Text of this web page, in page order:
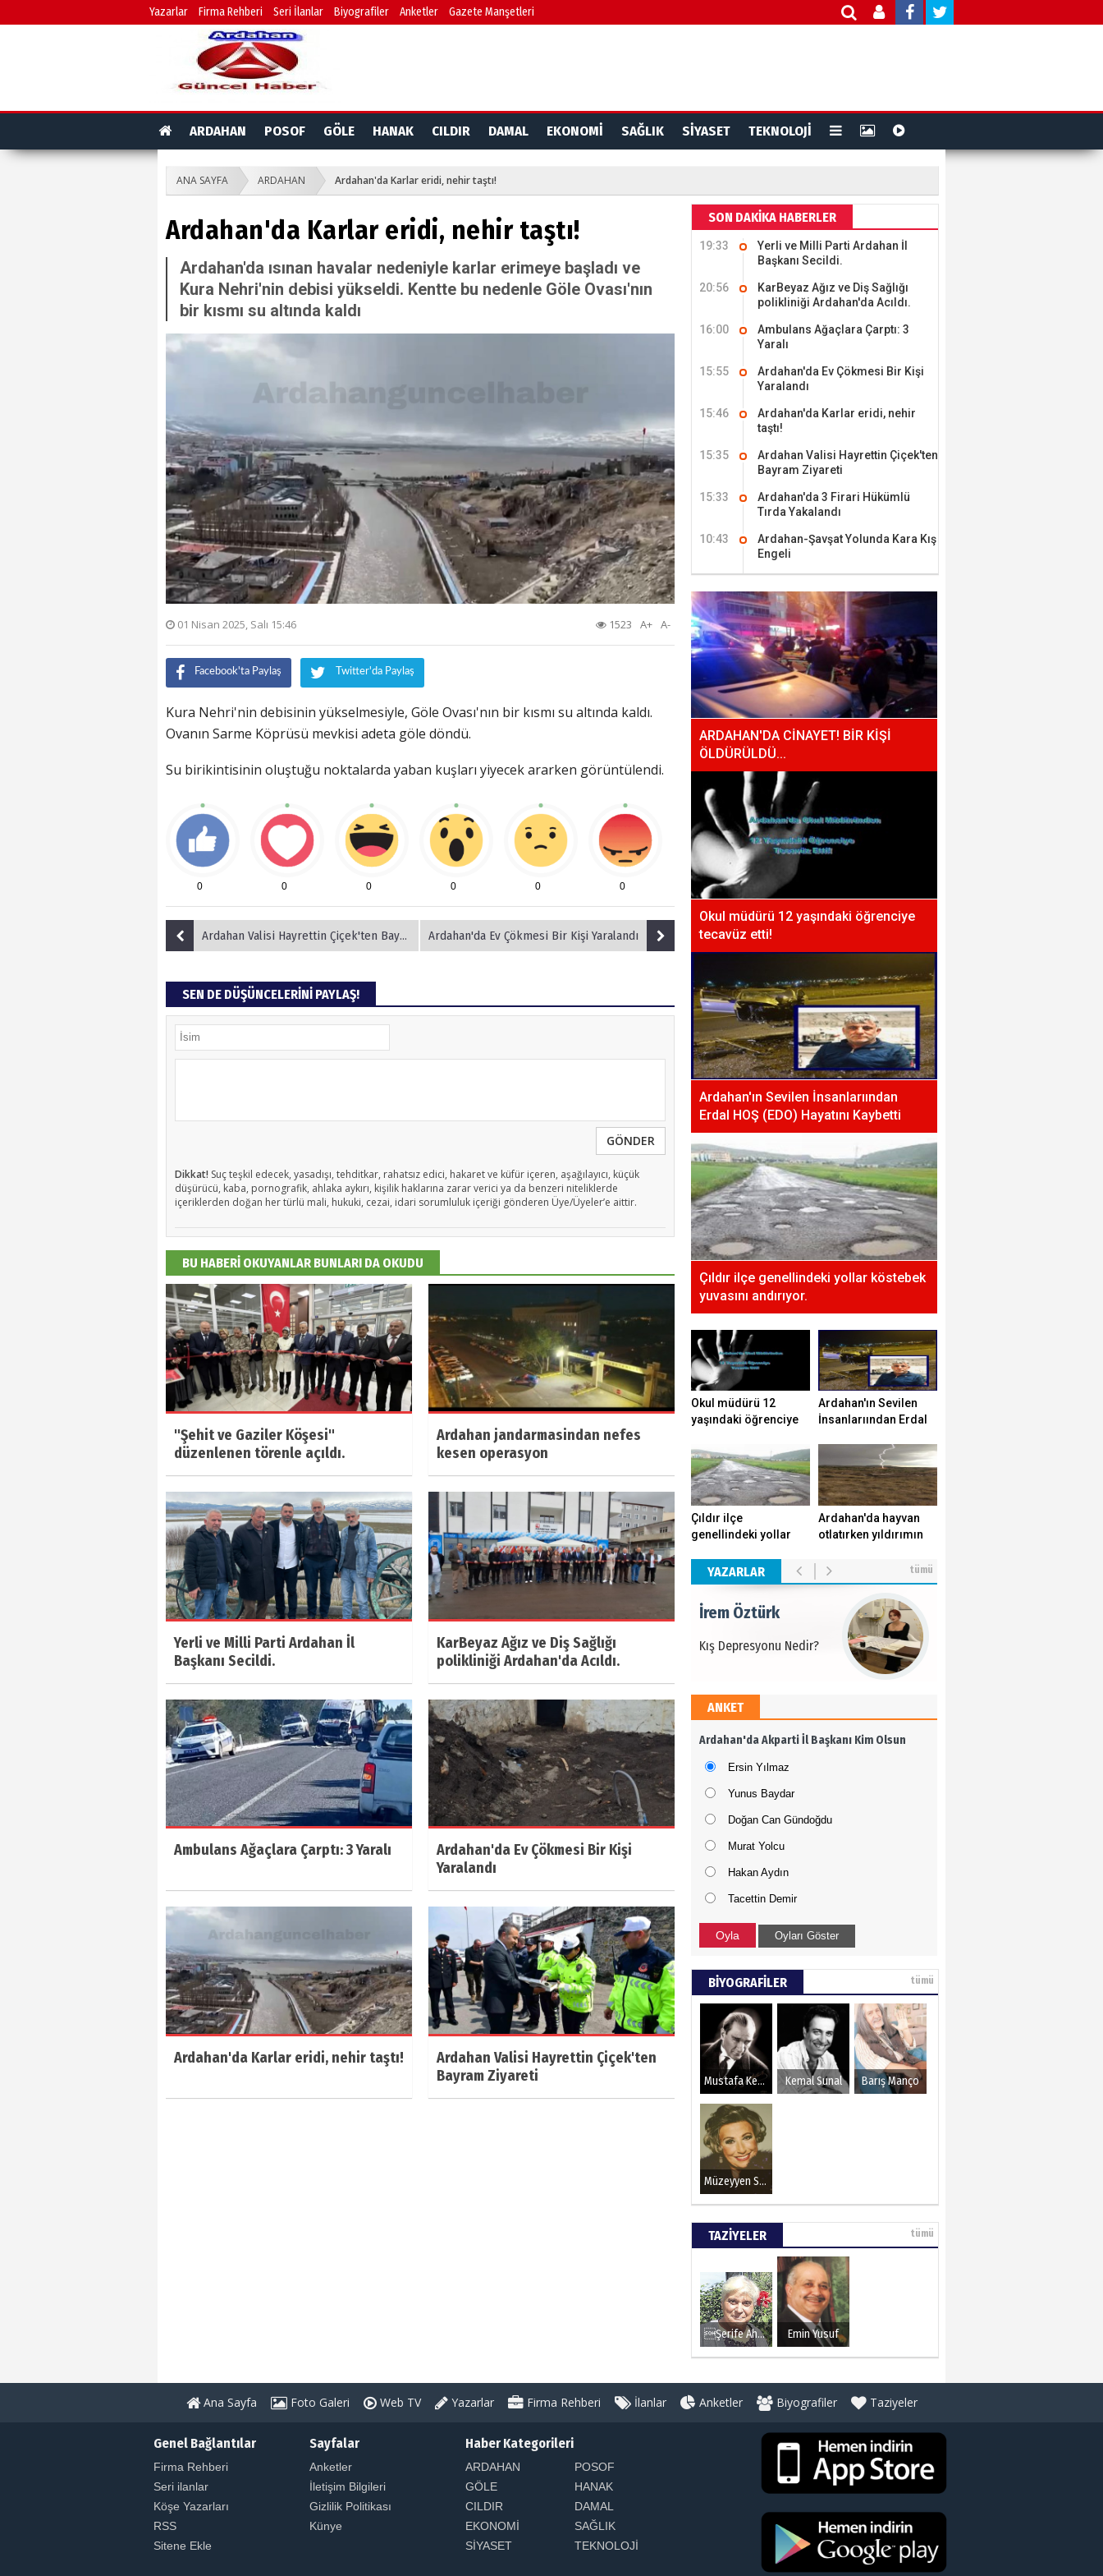
Yazarlar Firma Rehberi Seri İlanlar Biyografiler Anketler Gazete Manşetleri
ARDAHAN POSOF GÖLE HANAK CILDIR DAMAL EKONOMİ SAĞLIK SİYASET TEKNOLOJİ
ANA SAYFA ARDAHAN Ardahan'da Karlar eridi, nehir taştı!
Ardahan'da Karlar eridi, nehir taştı!
Ardahan'da ısınan havalar nedeniyle karlar erimeye başladı ve
Kura Nehri'nin debisi yükseldi. Kentte bu nedenle Göle Ovası'nın
bir kısmı su altında kaldı
01 Nisan 2025, Salı 15:46 A-
A+
1523
Facebook'ta Paylaş Twitter'da Paylaş
Kura Nehri'nin debisinin yükselmesiyle, Göle Ovası'nın bir kısmı su altında kaldı.
Ovanın Sarme Köprüsü mevkisi adeta göle döndü.
Su birikintisinin oluştuğu noktalarda yaban kuşları yiyecek ararken görüntülendi.
0 0 0 0 0 0
Ardahan Valisi Hayrettin Çiçek'ten Bayram Ziyareti Ardahan'da Ev Çökmesi Bir Kişi Yaralandı
SEN DE DÜŞÜNCELERİNİ PAYLAŞ!
GÖNDER
Dikkat! Suç teşkil edecek, yasadışı, tehditkar, rahatsız edici, hakaret ve küfür içeren, aşağılayıcı, küçük
düşürücü, kaba, pornografik, ahlaka aykırı, kişilik haklarına zarar verici ya da benzeri niteliklerde
içeriklerden doğan her türlü mali, hukuki, cezai, idari sorumluluk içeriği gönderen Üye/Üyeler’e aittir.
BU HABERİ OKUYANLAR BUNLARI DA OKUDU
"Şehit ve Gaziler Köşesi"
düzenlenen törenle açıldı.
Ardahan jandarmasindan nefes
kesen operasyon
Yerli ve Milli Parti Ardahan İl
Başkanı Secildi.
KarBeyaz Ağız ve Diş Sağlığı
polikliniği Ardahan'da Acıldı.
Ambulans Ağaçlara Çarptı: 3 Yaralı
Ardahan'da Ev Çökmesi Bir Kişi
Yaralandı
Ardahan'da Karlar eridi, nehir taştı!
Ardahan Valisi Hayrettin Çiçek'ten
Bayram Ziyareti
SON DAKİKA HABERLER
19:33
Yerli ve Milli Parti Ardahan İl
Başkanı Secildi.
20:56
KarBeyaz Ağız ve Diş Sağlığı
polikliniği Ardahan'da Acıldı.
16:00
Ambulans Ağaçlara Çarptı: 3
Yaralı
15:55
Ardahan'da Ev Çökmesi Bir Kişi
Yaralandı
15:46
Ardahan'da Karlar eridi, nehir
taştı!
15:35
Ardahan Valisi Hayrettin Çiçek'ten
Bayram Ziyareti
15:33
Ardahan'da 3 Firari Hükümlü
Tırda Yakalandı
10:43
Ardahan-Şavşat Yolunda Kara Kış
Engeli
ARDAHAN'DA CİNAYET! BİR KİŞİ
ÖLDÜRÜLDÜ...
Okul müdürü 12 yaşındaki öğrenciye
tecavüz etti!
Ardahan'ın Sevilen İnsanlarıından
Erdal HOŞ (EDO) Hayatını Kaybetti
Çıldır ilçe genellindeki yollar köstebek
yuvasını andırıyor.
Okul müdürü 12
yaşındaki öğrenciye
Ardahan'ın Sevilen
İnsanlarıından Erdal
Çıldır ilçe
genellindeki yollar
andırıyor.
Ardahan'da hayvan
otlatırken yıldırımın
yaşamını yitirdi.
YAZARLAR tümü
Kış Depresyonu Nedir?
İrem Öztürk
Kış Depresyonu Nedir?
İrem Öztürk
Kış Depresyonu Nedir?
İrem Öztürk
ANKET
Ardahan'da Akparti İl Başkanı Kim Olsun
Ersin Yılmaz
Yunus Baydar
Doğan Can Gündoğdu
Murat Yolcu
Hakan Aydın
Tacettin Demir
Oyla Oyları Göster
BİYOGRAFİLER tümü
Mustafa Kemal Atatürk Kemal Sunal Barış Manço
Müzeyyen Senar
TAZİYELER tümü
Şerife Ahmet Emin Yusuf
Ana Sayfa Foto Galeri Web TV Yazarlar Firma Rehberi İlanlar Anketler Biyografiler Taziyeler
Genel Bağlantılar
Firma Rehberi
Seri ilanlar
Köşe Yazarları
RSS
Sitene Ekle
Sayfalar
Anketler
İletişim Bilgileri
Gizlilik Politikası
Künye
Haber Kategorileri
ARDAHAN
POSOF
GÖLE
HANAK
CILDIR
DAMAL
EKONOMİ
SAĞLIK
SİYASET
TEKNOLOJİ